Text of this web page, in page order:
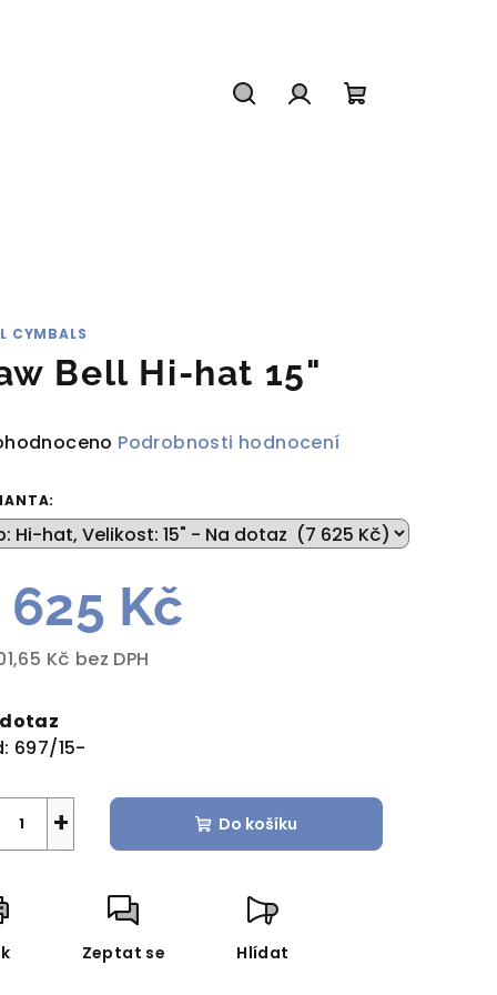
CYMBALS
Bell Hi-hat 15"
Podrobnosti hodnocení
625 Kč
Kč bez DPH
697/15-
+ Do košíku
Zeptat se Hlídat